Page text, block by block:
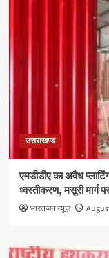
उत्तराखण्ड
एमडीडीए का अवैध
ध्वस्तीकरण, मसूरी मार्ग
भारतजन न्यूज़